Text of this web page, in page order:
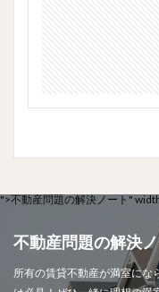
">不動産問題の解決ノート"
不動産問題の解決
所有の賃貸不動産が満室にな